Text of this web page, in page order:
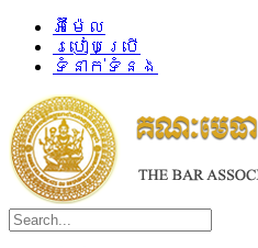
អ៊ីម៉ែល
របៀបប្រើ
ទំនាក់ទំនង